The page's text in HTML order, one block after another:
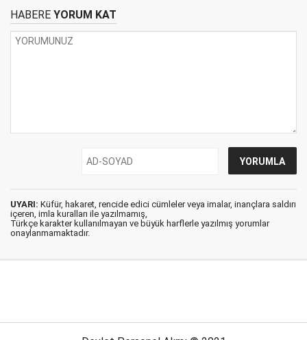
HABERE YORUM KAT
UYARI: Küfür, hakaret, rencide edici cümleler veya imalar, inançlara saldırı
içeren, imla kuralları ile yazılmamış,
Türkçe karakter kullanılmayan ve büyük harflerle yazılmış yorumlar
onaylanmamaktadır.